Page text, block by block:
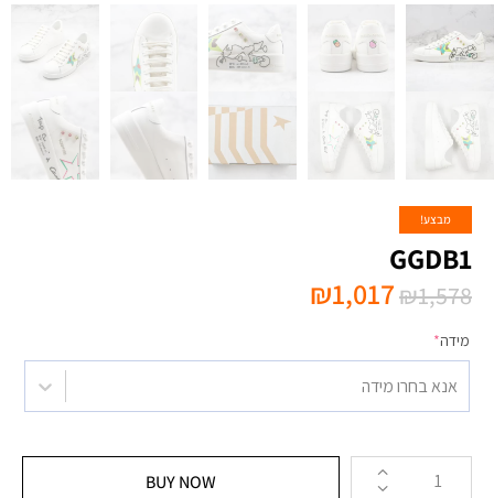
מבצע!
GGDB1
₪1,578
₪1,017
מידה*
אנא בחרו מידה
BUY NOW